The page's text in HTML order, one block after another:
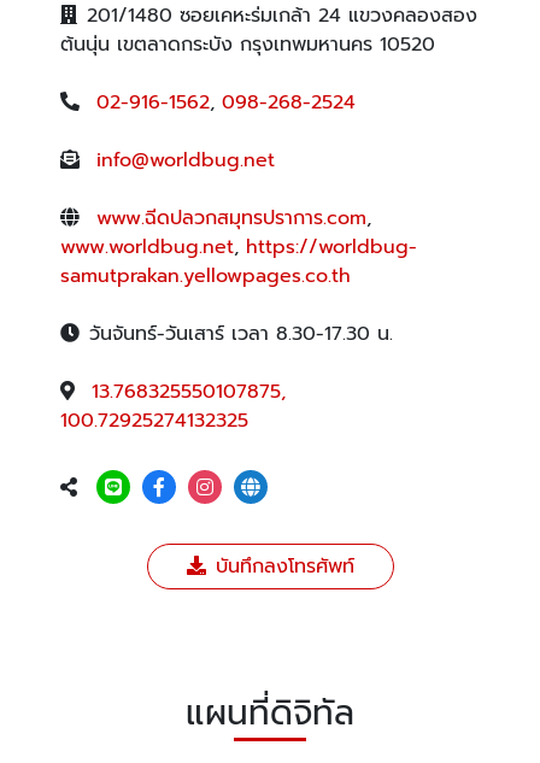
201/1480 ซอยเคหะร่มเกล้า 24 แขวงคลองสอง
ต้นนุ่น เขตลาดกระบัง กรุงเทพมหานคร 10520
02-916-1562, 098-268-2524
info@worldbug.net
www.ฉีดปลวกสมุทรปราการ.com,
www.worldbug.net, https://worldbug-
samutprakan.yellowpages.co.th
วันจันทร์-วันเสาร์ เวลา 8.30-17.30 น.
13.768325550107875,
100.72925274132325
บันทึกลงโทรศัพท์
แผนที่ดิจิทัล